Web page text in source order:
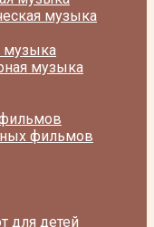
музыка
музыка
музыка
фильмов
для детей